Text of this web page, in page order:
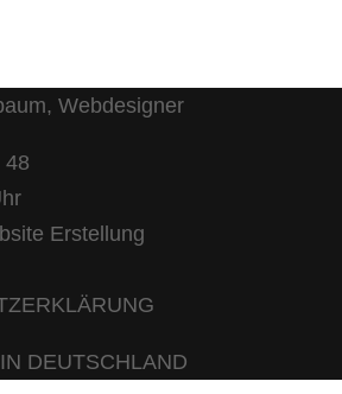
Webdesigner
48
DEUTSCHLAND